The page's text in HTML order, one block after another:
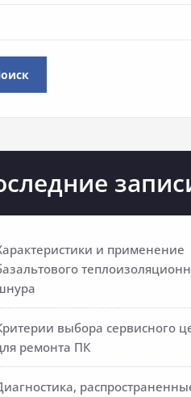
и применение
выбора сервисного
ремонта ПК